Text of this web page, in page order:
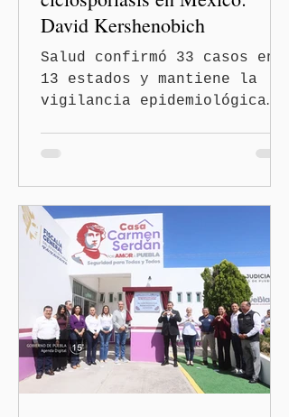
David Kershenobich
Salud confirmó 33 casos en
13 estados y mantiene la
vigilancia epidemiológica
Kershenobich Stalnikowitz,
aseguró que en México no
existe un brote activo de
ciclosporiasis, luego de
los recientes reportes de
casos en Estados Unidos y
de viajeros del Reino Unido
que visitaron territorio
mexicano. A través de un
mensaje difundido en redes